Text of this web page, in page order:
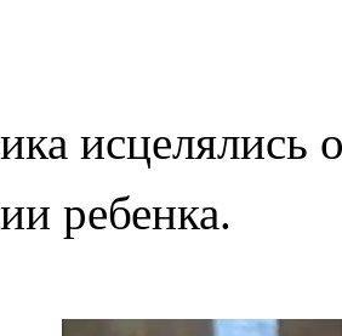
исцелялись
ребенка.